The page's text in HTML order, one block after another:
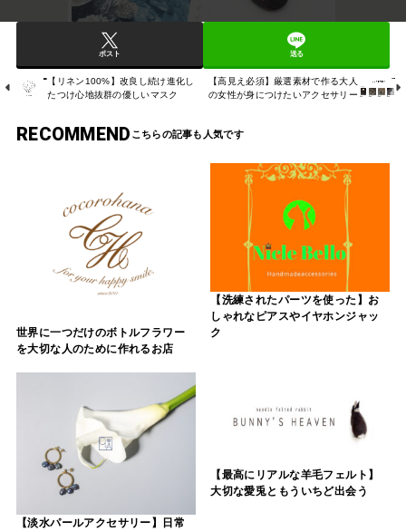
ポスト 送る
【リネン100%】改良し続け進化し
たつけ心地抜群の優しいマスク
【高見え必須】厳選素材で作る大人
の女性が身につけたいアクセサリー
RECOMMEND
世界に一つだけのボトルフラワー
を大切な人のために作れるお店
【洗練されたパーツを使った】お
しゃれなピアスやイヤホンジャッ
ク
【淡水パールアクセサリー】日常
【最高にリアルな羊毛フェルト】
大切な愛兎ともういちど出会う